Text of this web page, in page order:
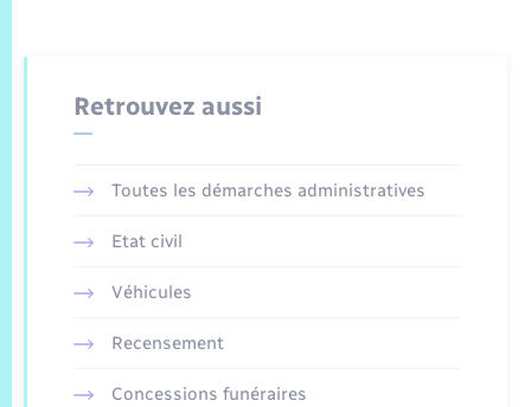
Retrouvez aussi
Toutes les démarches administratives
Etat civil
Véhicules
Recensement
Concessions funéraires